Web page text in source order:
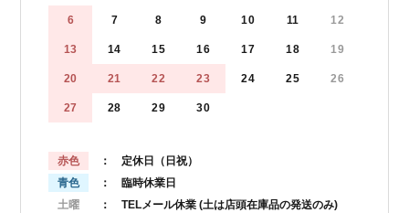
6 7 8 9 10 11 12
13 14 15 16 17 18 19
20 21 22 23 24 25 26
27 28 29 30
赤色
： 定休日（日祝）
青色
： 臨時休業日
土曜
： TELメール休業 (土は店頭在庫品の発送のみ)